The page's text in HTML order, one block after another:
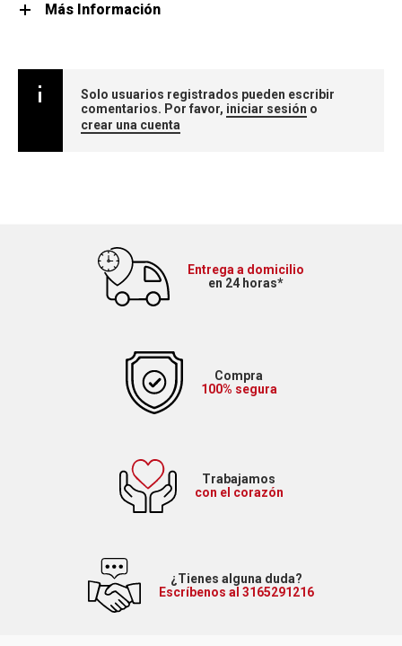
Más Información
Solo usuarios registrados pueden escribir
comentarios. Por favor, iniciar sesión o
crear una cuenta
Entrega a domicilio
en 24 horas*
Compra
100% segura
Trabajamos
con el corazón
¿Tienes alguna duda?
Escríbenos al 3165291216